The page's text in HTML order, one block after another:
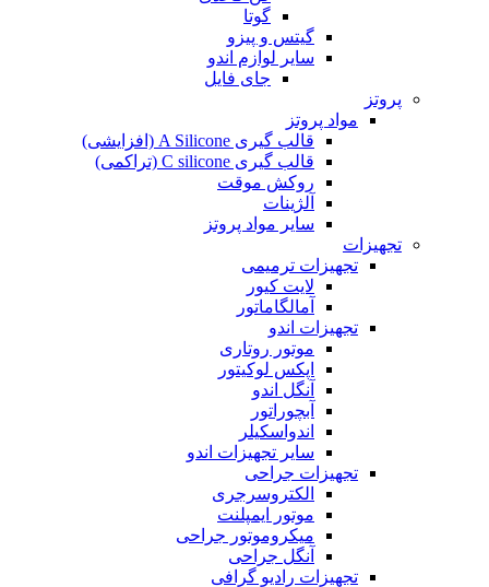
گوتا
گیتس و پیزو
سایر لوازم اندو
جای فایل
پروتز
مواد پروتز
قالب گیری A Silicone (افزایشی)
قالب گیری C silicone (تراکمی)
روکش موقت
آلژینات
سایر مواد پروتز
تجهیزات
تجهیزات ترمیمی
لایت کیور
آمالگاماتور
تجهیزات اندو
موتور روتاری
اپکس لوکیتور
آنگل اندو
آبچوراتور
اندواسکیلر
سایر تجهیزات اندو
تجهیزات جراحی
الکتروسرجری
موتور ایمپلنت
میکروموتور جراحی
آنگل جراحی
تجهیزات رادیو گرافی